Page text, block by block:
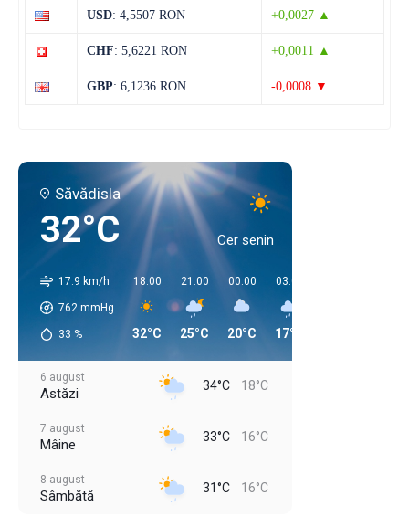
USD: 4,5507 RON +0,0027 ▲
CHF: 5,6221 RON +0,0011 ▲
GBP: 6,1236 RON -0,0008 ▼
Săvădisla
32°C Cer senin
17.9 km/h
762 mmHg
33 %
18:00
32°C
21:00
25°C
00:00
20°C
03:00
17°C
6 august
Astăzi 34°C 18°C
7 august
Mâine 33°C 16°C
8 august
Sâmbătă 31°C 16°C